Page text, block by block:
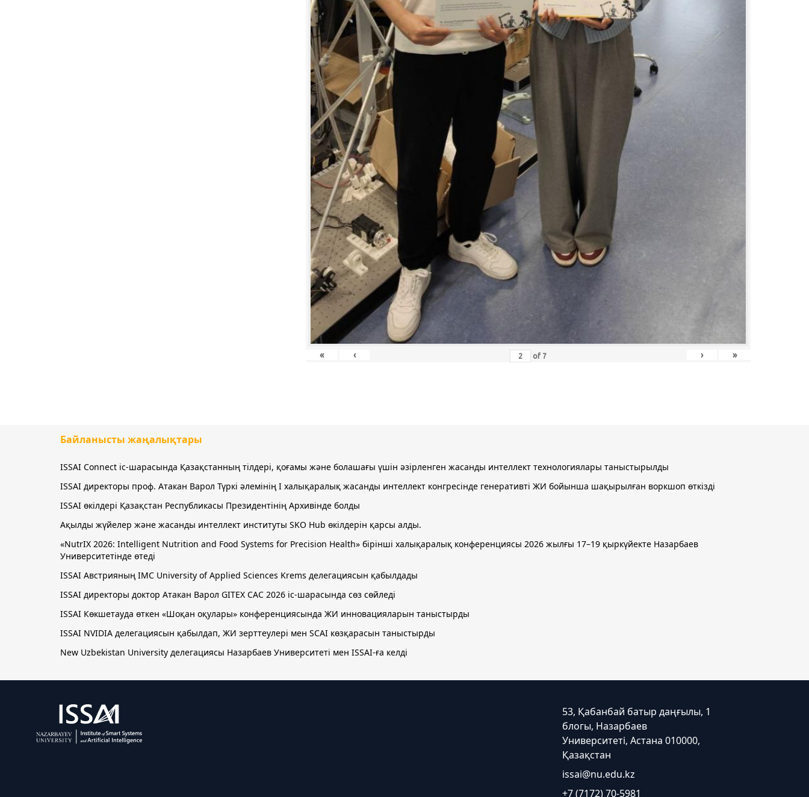
« ‹ of 7 › »
Байланысты жаңалықтары
ISSAI Connect іс-шарасында Қазақстанның тілдері, қоғамы және болашағы үшін әзірленген жасанды интеллект технологиялары таныстырылды
ISSAI директоры проф. Атакан Варол Түркі әлемінің І халықаралық жасанды интеллект конгресінде генеративті ЖИ бойынша шақырылған воркшоп өткізді
ISSAI өкілдері Қазақстан Республикасы Президентінің Архивінде болды
Ақылды жүйелер және жасанды интеллект институты SKO Hub өкілдерін қарсы алды.
«NutrIX 2026: Intelligent Nutrition and Food Systems for Precision Health» бірінші халықаралық конференциясы 2026 жылғы 17–19 қыркүйекте Назарбаев
Университетінде өтеді
ISSAI Австрияның IMC University of Applied Sciences Krems делегациясын қабылдады
ISSAI директоры доктор Атакан Варол GITEX CAC 2026 іс-шарасында сөз сөйледі
ISSAI Көкшетауда өткен «Шоқан оқулары» конференциясында ЖИ инновацияларын таныстырды
ISSAI NVIDIA делегациясын қабылдап, ЖИ зерттеулері мен SCAI көзқарасын таныстырды
New Uzbekistan University делегациясы Назарбаев Университеті мен ISSAI-ға келді
53, Қабанбай батыр даңғылы, 1
блогы, Назарбаев
Университеті, Астана 010000,
Қазақстан
issai@nu.edu.kz
+7 (7172) 70-5981